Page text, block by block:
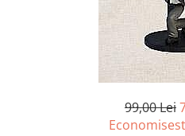
Miniaturi Arkham Horror
Accesorii pentru boardgames
99,00 Lei